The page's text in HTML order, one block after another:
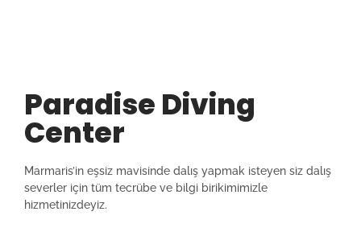
Paradise Diving
Center
Marmaris’in eşsiz mavisinde dalış yapmak isteyen siz dalış
severler için tüm tecrübe ve bilgi birikimimizle
hizmetinizdeyiz.